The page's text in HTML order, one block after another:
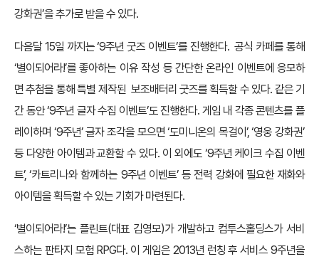
강화권’을 추가로 받을 수 있다.
다음달 15일 까지는 ‘9주년 굿즈 이벤트’를 진행한다. 공식 카페를 통해
‘별이되어라!’를 좋아하는 이유 작성 등 간단한 온라인 이벤트에 응모하
면 추첨을 통해 특별 제작된 보조배터리 굿즈를 획득할 수 있다. 같은 기
간 동안 ‘9주년 글자 수집 이벤트’도 진행한다. 게임 내 각종 콘텐츠를 플
레이하며 ‘9주년’ 글자 조각을 모으면 ‘도미니온의 목걸이’, ‘영웅 강화권’
등 다양한 아이템과 교환할 수 있다. 이 외에도 ‘9주년 케이크 수집 이벤
트’, ‘카트리나와 함께하는 9주년 이벤트’ 등 전력 강화에 필요한 재화와
아이템을 획득할 수 있는 기회가 마련된다.
‘별이되어라!’는 플린트(대표 김영모)가 개발하고 컴투스홀딩스가 서비
스하는 판타지 모험 RPG다. 이 게임은 2013년 런칭 후 서비스 9주년을